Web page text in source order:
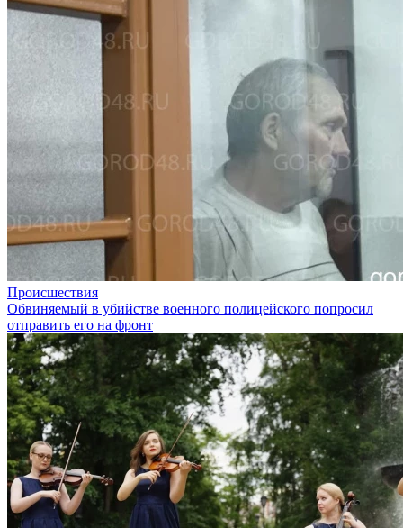
Происшествия
Обвиняемый в убийстве военного полицейского попросил
отправить его на фронт